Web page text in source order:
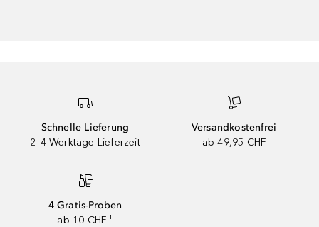
Schnelle Lieferung
2–4 Werktage Lieferzeit
Versandkostenfrei
ab 49,95 CHF
4 Gratis-Proben
ab 10 CHF ¹